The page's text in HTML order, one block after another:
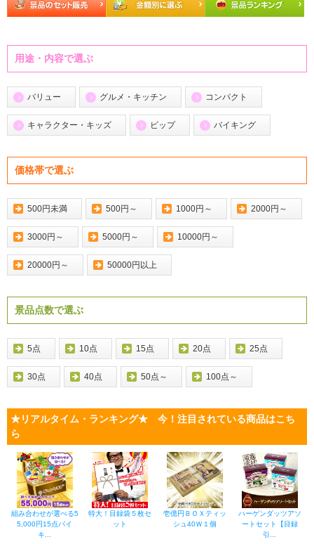
用途・内容で選ぶ
バリュー グルメ・キッチン コンパクト
キャラクター・キッズ ビップ バイキング
価格帯で選ぶ
500円未満 500円～ 1000円～ 2000円～
3000円～ 5000円～ 10000円～
20000円～ 50000円以上
景品点数で選ぶ
5点 10点 15点 20点 25点
30点 40点 50点～ 100点～
★リアルタイム・ランキング★ 今！注目されている商品はこち
ら
組み合わせが選べる5
5,000円15点バイ
キ...
特大！目録袋５枚セ
ット
壱億円ＢＯＸティッ
シュ40Ｗ１個
ハーゲンダッツアソ
ートセット【目録
引...